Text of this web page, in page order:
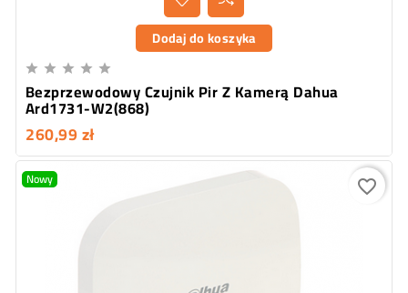
Dodaj do koszyka
    
Bezprzewodowy Czujnik Pir Z Kamerą Dahua
Ard1731-W2(868)
260,99 zł
Nowy favorite_border